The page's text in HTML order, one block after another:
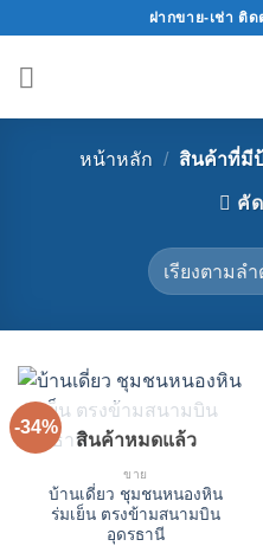
content
ฝากขาย-เช่า ติด
หน้าหลัก / สินค้าที่มีป้
คั
-34%
สินค้าหมดแล้ว
ขาย
บ้านเดี่ยว ชุมชนหนองหิน
ร่มเย็น ตรงข้ามสนามบิน
อุดรธานี